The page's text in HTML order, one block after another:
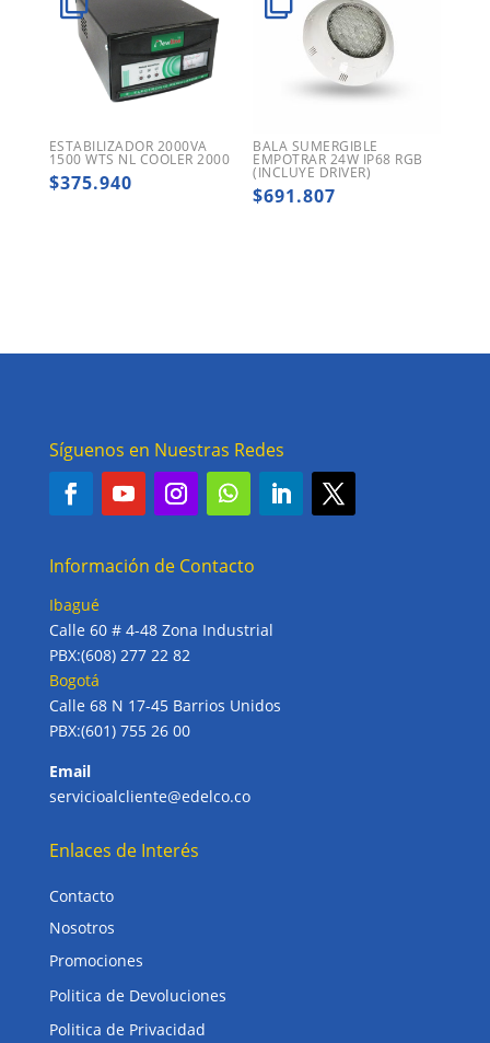
ESTABILIZADOR 2000VA
1500 WTS NL COOLER 2000
$375.940
BALA SUMERGIBLE
EMPOTRAR 24W IP68 RGB
(INCLUYE DRIVER)
$691.807
Síguenos en Nuestras Redes
Información de Contacto
Ibagué
Calle 60 # 4-48 Zona Industrial
PBX:(608) 277 22 82
Bogotá
Calle 68 N 17-45 Barrios Unidos
PBX:(601) 755 26 00
Email
servicioalcliente@edelco.co
Enlaces de Interés
Contacto
Nosotros
Promociones
Politica de Devoluciones
Politica de Privacidad